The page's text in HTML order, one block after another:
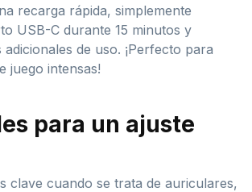
recarga rápida, simplemente
USB-C durante 15 minutos y
de uso. ¡Perfecto para
juego intensas!
para un ajuste
clave cuando se trata de auriculares,